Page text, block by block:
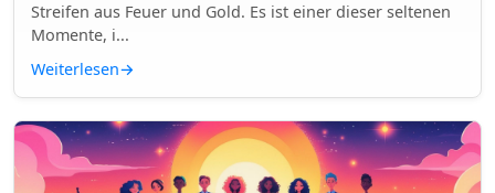
Streifen aus Feuer und Gold. Es ist einer dieser seltenen
Momente, i...
Weiterlesen→